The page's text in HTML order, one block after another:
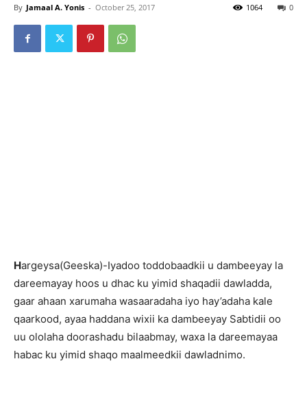
By Jamaal A. Yonis - October 25, 2017 0
1064
Hargeysa(Geeska)-Iyadoo toddobaadkii u dambeeyay la
dareemayay hoos u dhac ku yimid shaqadii dawladda,
gaar ahaan xarumaha wasaaradaha iyo hay’adaha kale
qaarkood, ayaa haddana wixii ka dambeeyay Sabtidii oo
uu ololaha doorashadu bilaabmay, waxa la dareemayaa
habac ku yimid shaqo maalmeedkii dawladnimo.